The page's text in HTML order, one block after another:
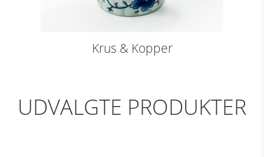
Krus & Kopper
UDVALGTE PRODUKTER